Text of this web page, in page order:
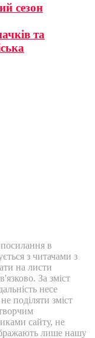
сезон
та
посилання в
з читачами з
на листи
За зміст
несе
поділяти зміст
сайту, не
лише нашу